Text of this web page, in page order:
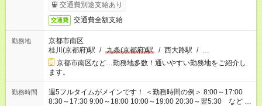
交通費別途支給あり
交通費 交通費全額支給
勤務地
京都市南区
桂川(京都府)駅 / 九条(京都府)駅 / 西大路駅 / …
京都市南区など…勤務地多数！通いやすい勤務地をご紹介し
ます。
勤務時間
週5フルタイムがメインです！ ＜勤務時間の例＞ 8:00～17:00
8:30～17:30 9:00～18:00 10:00～19:00 20:30～翌5:30 など ★